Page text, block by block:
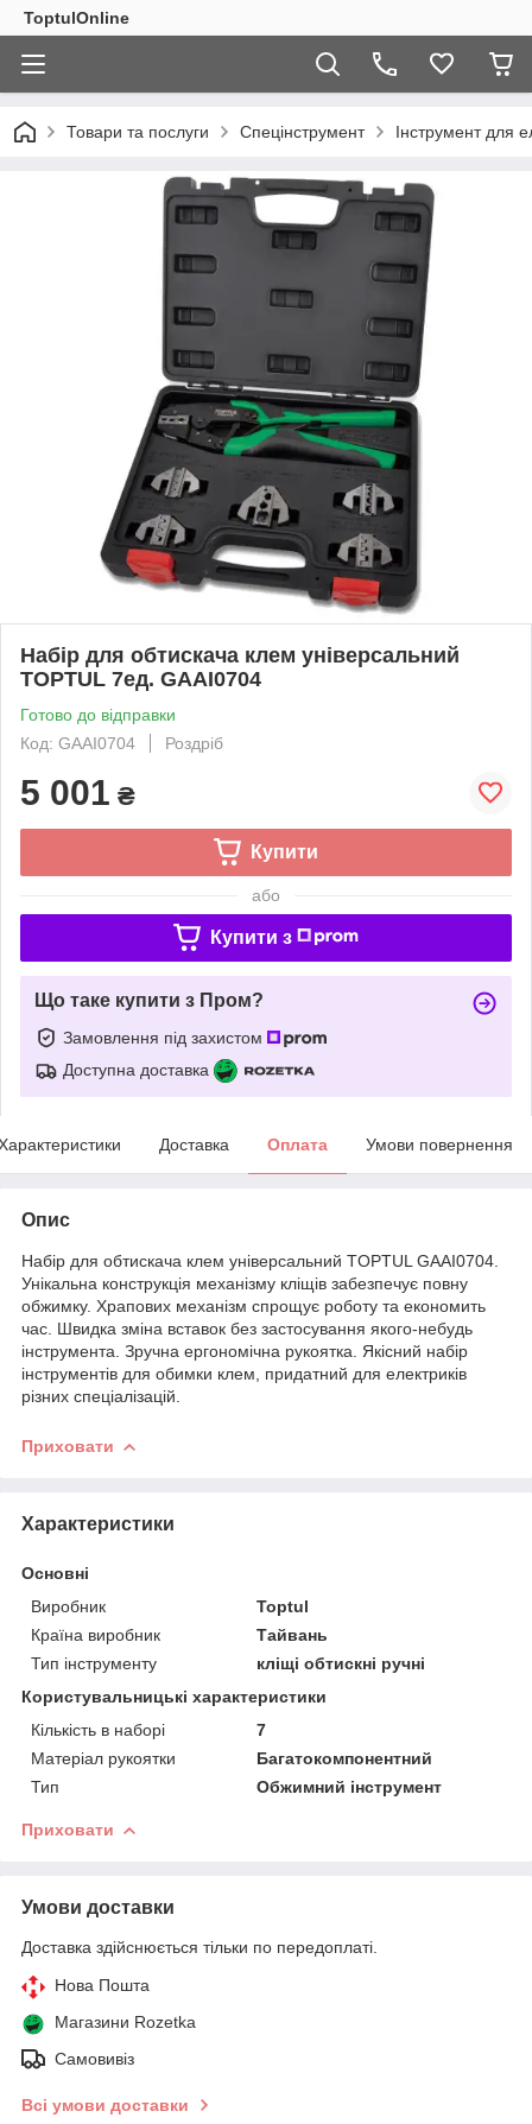
ToptulOnline
Товари та послуги Спецінструмент Інструмент для
Набір для обтискача клем універсальний
TOPTUL 7ед. GAAI0704
Готово до відправки
Код: GAAI0704
Роздріб
5 001 ₴
Купити
або
Купити з
Що таке купити з Пром?
Замовлення під захистом
Доступна доставка
Доставка Оплата Умови повернення
Опис
Набір для обтискача клем універсальний TOPTUL GAAI0704.
Унікальна конструкція механізму кліщів забезпечує повну
обжимку. Храпових механізм спрощує роботу та економить
час. Швидка зміна вставок без застосування якого-небудь
інструмента. Зручна ергономічна рукоятка. Якісний набір
інструментів для обимки клем, придатний для електриків
різних спеціалізацій.
Приховати
Характеристики
Основні
Виробник
Toptul
Країна виробник
Тайвань
Тип інструменту
кліщі обтискні ручні
Користувальницькі характеристики
Кількість в наборі
7
Матеріал рукоятки
Багатокомпонентний
Тип
Обжимний інструмент
Приховати
Умови доставки
Доставка здійснюється тільки по передоплаті.
Нова Пошта
Магазини Rozetka
Самовивіз
Всі умови доставки